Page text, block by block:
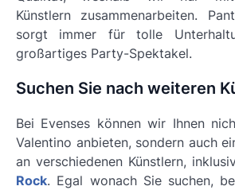
Künstlern zusammenarbeiten.
sorgt immer für tolle
großartiges Party-Spektakel.
Suchen Sie nach weiteren
Bei Evenses können wir Ihnen
Valentino anbieten, sondern auch
an verschiedenen Künstlern,
Rock. Egal wonach Sie suchen,